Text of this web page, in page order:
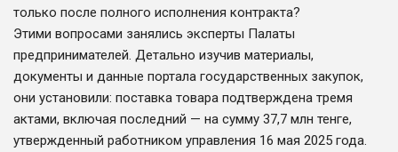
только после полного исполнения контракта?
Этими вопросами занялись эксперты Палаты
предпринимателей. Детально изучив материалы,
документы и данные портала государственных закупок,
они установили: поставка товара подтверждена тремя
актами, включая последний — на сумму 37,7 млн тенге,
утвержденный работником управления 16 мая 2025 года.